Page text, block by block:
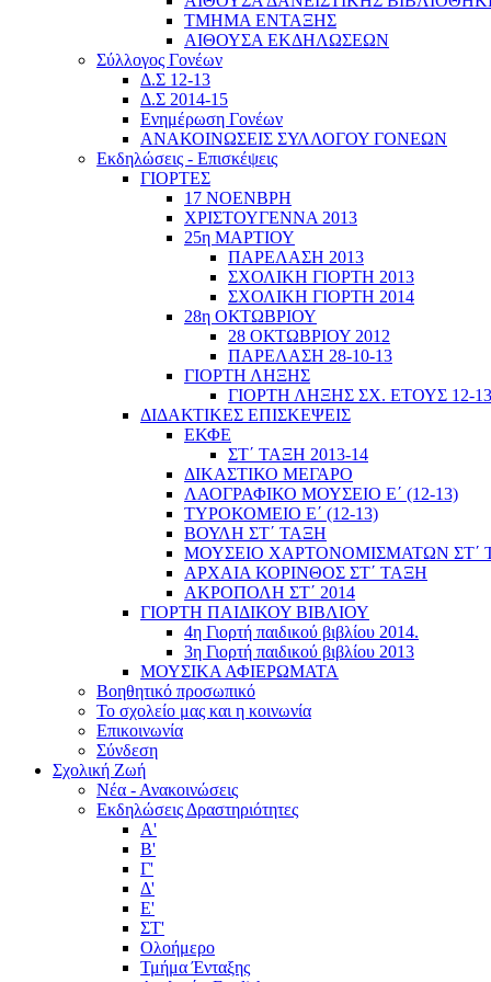
ΤΜΗΜΑ ΕΝΤΑΞΗΣ
ΑΙΘΟΥΣΑ ΕΚΔΗΛΩΣΕΩΝ
Σύλλογος Γονέων
Δ.Σ 12-13
Δ.Σ 2014-15
Ενημέρωση Γονέων
ΑΝΑΚΟΙΝΩΣΕΙΣ ΣΥΛΛΟΓΟΥ ΓΟΝΕΩΝ
Εκδηλώσεις - Επισκέψεις
ΓΙΟΡΤΕΣ
17 ΝΟΕΝΒΡΗ
ΧΡΙΣΤΟΥΓΕΝΝΑ 2013
25η ΜΑΡΤΙΟΥ
ΠΑΡΕΛΑΣΗ 2013
ΣΧΟΛΙΚΗ ΓΙΟΡΤΗ 2013
ΣΧΟΛΙΚΗ ΓΙΟΡΤΗ 2014
28η ΟΚΤΩΒΡΙΟΥ
28 ΟΚΤΩΒΡΙΟΥ 2012
ΠΑΡΕΛΑΣΗ 28-10-13
ΓΙΟΡΤΗ ΛΗΞΗΣ
ΓΙΟΡΤΗ ΛΗΞΗΣ ΣΧ. ΕΤΟΥΣ 12-13
ΔΙΔΑΚΤΙΚΕΣ ΕΠΙΣΚΕΨΕΙΣ
ΕΚΦΕ
ΣΤ΄ ΤΑΞΗ 2013-14
ΔΙΚΑΣΤΙΚΟ ΜΕΓΑΡΟ
ΛΑΟΓΡΑΦΙΚΟ ΜΟΥΣΕΙΟ Ε΄ (12-13)
ΤΥΡΟΚΟΜΕΙΟ Ε΄ (12-13)
ΒΟΥΛΗ ΣΤ΄ ΤΑΞΗ
ΜΟΥΣΕΙΟ ΧΑΡΤΟΝΟΜΙΣΜΑΤΩΝ ΣΤ΄
ΑΡΧΑΙΑ ΚΟΡΙΝΘΟΣ ΣΤ΄ ΤΑΞΗ
ΑΚΡΟΠΟΛΗ ΣΤ΄ 2014
ΓΙΟΡΤΗ ΠΑΙΔΙΚΟΥ ΒΙΒΛΙΟΥ
4η Γιορτή παιδικού βιβλίου 2014.
3η Γιορτή παιδικού βιβλίου 2013
ΜΟΥΣΙΚΑ ΑΦΙΕΡΩΜΑΤΑ
Βοηθητικό προσωπικό
Το σχολείο μας και η κοινωνία
Επικοινωνία
Σύνδεση
Σχολική Ζωή
Νέα - Ανακοινώσεις
Εκδηλώσεις Δραστηριότητες
Α'
Β'
Γ'
Δ'
Ε'
ΣΤ'
Ολοήμερο
Τμήμα Ένταξης